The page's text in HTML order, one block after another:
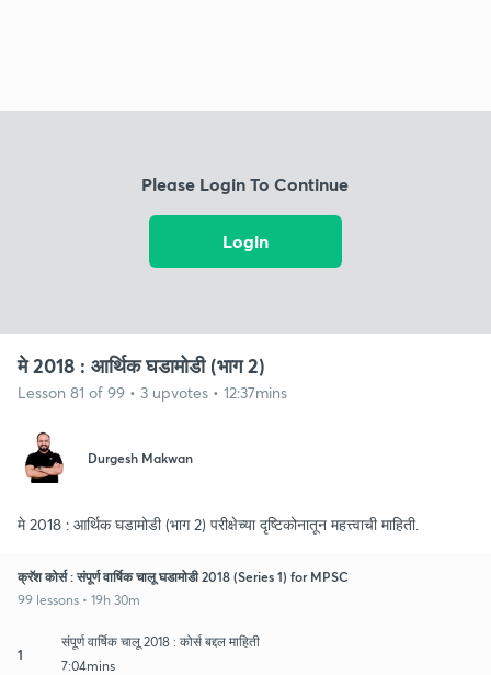
Please Login To Continue
Login
मे 2018 : आर्थिक घडामोडी (भाग 2)
Lesson 81 of 99 • 3 upvotes • 12:37mins
Durgesh Makwan
मे 2018 : आर्थिक घडामोडी (भाग 2) परीक्षेच्या दृष्टिकोनातून महत्त्वाची माहिती.
क्रॅश कोर्स : संपूर्ण वार्षिक चालू घडामोडी 2018 (Series 1) for MPSC
99 lessons • 19h 30m
1
संपूर्ण वार्षिक चालू 2018 : कोर्स बद्दल माहिती
7:04mins